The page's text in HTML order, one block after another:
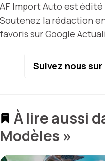
AF Import Auto est
Soutenez la rédaction
favoris sur Google
Suivez nous sur
À lire aussi
Modèles »